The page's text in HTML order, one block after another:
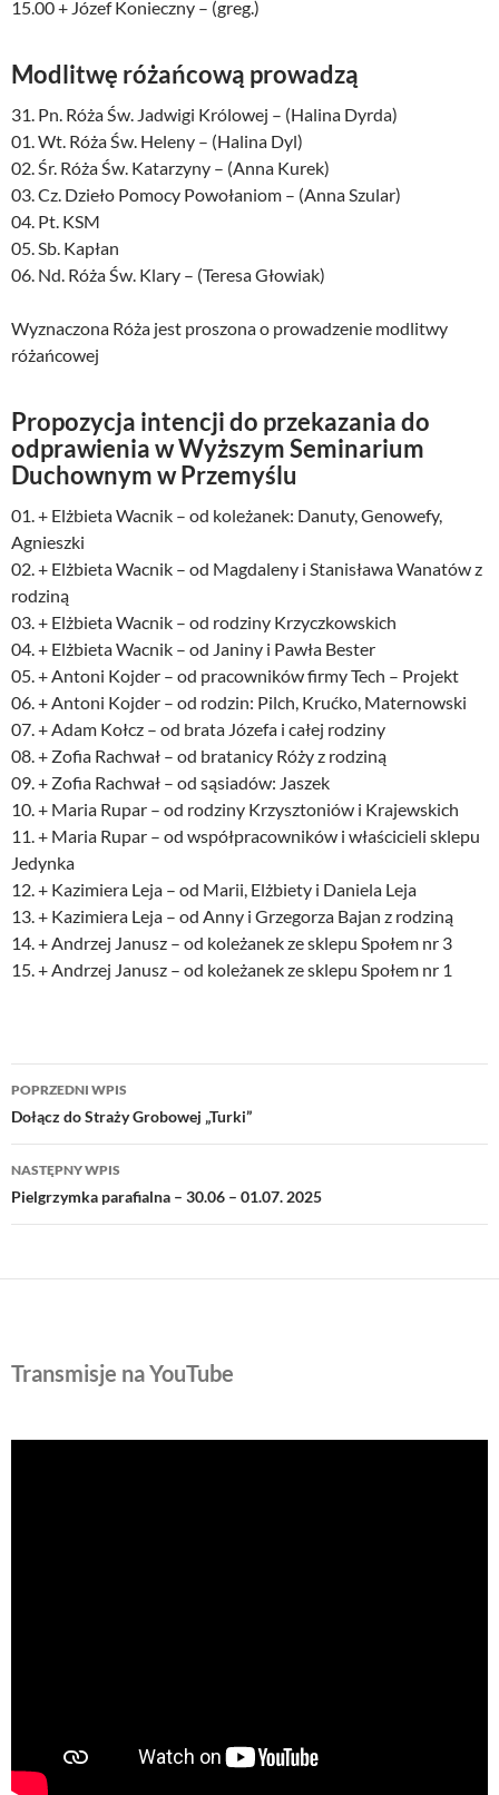
15.00 + Józef Konieczny – (greg.)
Modlitwę różańcową prowadzą
31. Pn. Róża Św. Jadwigi Królowej – (Halina Dyrda)
01. Wt. Róża Św. Heleny – (Halina Dyl)
02. Śr. Róża Św. Katarzyny – (Anna Kurek)
03. Cz. Dzieło Pomocy Powołaniom – (Anna Szular)
04. Pt. KSM
05. Sb. Kapłan
06. Nd. Róża Św. Klary – (Teresa Głowiak)
Wyznaczona Róża jest proszona o prowadzenie modlitwy
różańcowej
Propozycja intencji do przekazania do
odprawienia w Wyższym Seminarium
Duchownym w Przemyślu
01. + Elżbieta Wacnik – od koleżanek: Danuty, Genowefy,
Agnieszki
02. + Elżbieta Wacnik – od Magdaleny i Stanisława Wanatów z
rodziną
03. + Elżbieta Wacnik – od rodziny Krzyczkowskich
04. + Elżbieta Wacnik – od Janiny i Pawła Bester
05. + Antoni Kojder – od pracowników firmy Tech – Projekt
06. + Antoni Kojder – od rodzin: Pilch, Krućko, Maternowski
07. + Adam Kołcz – od brata Józefa i całej rodziny
08. + Zofia Rachwał – od bratanicy Róży z rodziną
09. + Zofia Rachwał – od sąsiadów: Jaszek
10. + Maria Rupar – od rodziny Krzysztoniów i Krajewskich
11. + Maria Rupar – od współpracowników i właścicieli sklepu
Jedynka
12. + Kazimiera Leja – od Marii, Elżbiety i Daniela Leja
13. + Kazimiera Leja – od Anny i Grzegorza Bajan z rodziną
14. + Andrzej Janusz – od koleżanek ze sklepu Społem nr 3
15. + Andrzej Janusz – od koleżanek ze sklepu Społem nr 1
Nawigacja
wpisu
POPRZEDNI WPIS
Dołącz do Straży Grobowej „Turki”
NASTĘPNY WPIS
Pielgrzymka parafialna – 30.06 – 01.07. 2025
Transmisje na YouTube